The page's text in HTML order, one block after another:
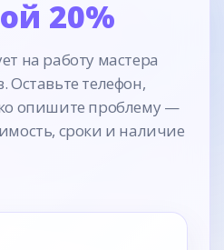
20%
на работу мастера
Оставьте телефон,
опишите проблему —
сроки и наличие